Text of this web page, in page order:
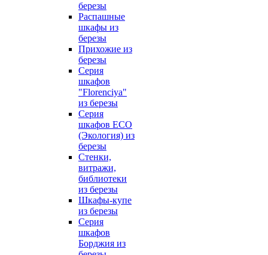
березы
Распашные
шкафы из
березы
Прихожие из
березы
Серия
шкафов
"Florenciya"
из березы
Серия
шкафов ECO
(Экология) из
березы
Стенки,
витражи,
библиотеки
из березы
Шкафы-купе
из березы
Серия
шкафов
Борджия из